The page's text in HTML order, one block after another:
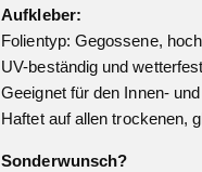
Aufkleber:
Folientyp: Gegossene,
UV-beständig und
Geeignet für den Innen-
Haftet auf allen trockenen,
Sonderwunsch?